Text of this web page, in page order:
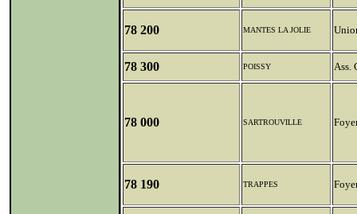
78 200 MANTES LA JOLIE
78 300 POISSY Ass.
78 000 SARTROUVILLE
78 190 TRAPPES